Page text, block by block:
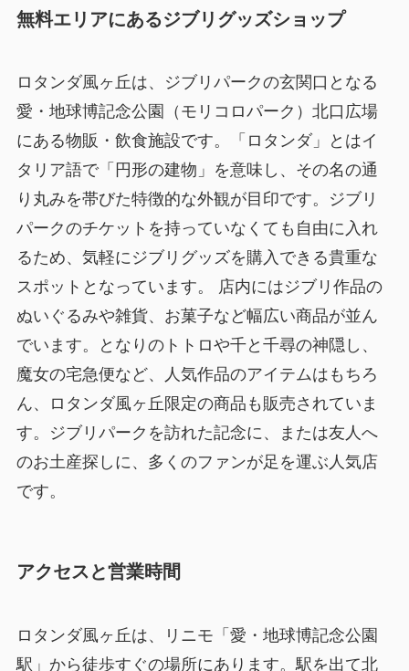
無料エリアにあるジブリグッズショップ
ロタンダ風ヶ丘は、ジブリパークの玄関口となる
愛・地球博記念公園（モリコロパーク）北口広場
にある物販・飲食施設です。「ロタンダ」とはイ
タリア語で「円形の建物」を意味し、その名の通
り丸みを帯びた特徴的な外観が目印です。ジブリ
パークのチケットを持っていなくても自由に入れ
るため、気軽にジブリグッズを購入できる貴重な
スポットとなっています。 店内にはジブリ作品の
ぬいぐるみや雑貨、お菓子など幅広い商品が並ん
でいます。となりのトトロや千と千尋の神隠し、
魔女の宅急便など、人気作品のアイテムはもちろ
ん、ロタンダ風ヶ丘限定の商品も販売されていま
す。ジブリパークを訪れた記念に、または友人へ
のお土産探しに、多くのファンが足を運ぶ人気店
です。
アクセスと営業時間
ロタンダ風ヶ丘は、リニモ「愛・地球博記念公園
駅」から徒歩すぐの場所にあります。駅を出て北